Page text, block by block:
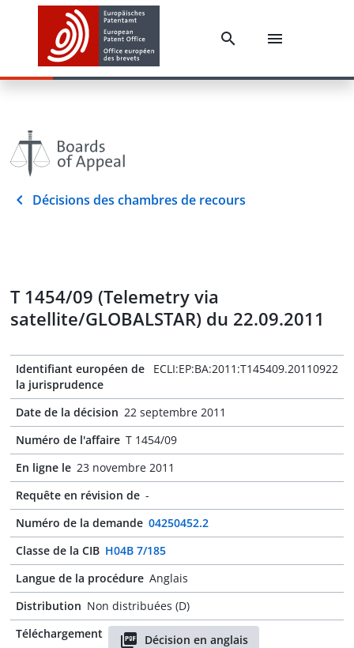
Décisions des chambres de recours
T 1454/09 (Telemetry via
satellite/GLOBALSTAR) du 22.09.2011
Identifiant européen de
la jurisprudence
ECLI:EP:BA:2011:T145409.20110922
Date de la décision 22 septembre 2011
Numéro de l'affaire T 1454/09
En ligne le 23 novembre 2011
Requête en révision de -
Numéro de la demande 04250452.2
Classe de la CIB H04B 7/185
Langue de la procédure Anglais
Distribution Non distribuées (D)
Téléchargement
Décision en anglais